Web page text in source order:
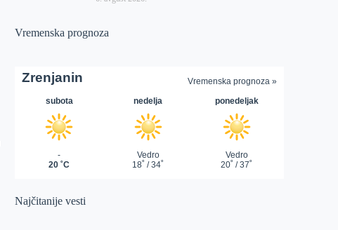
Vremenska prognoza
Najčitanije vesti